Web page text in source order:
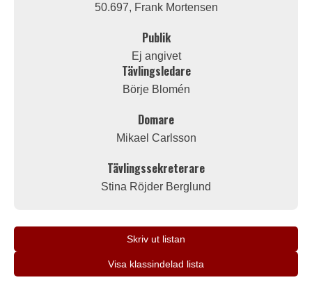
50.697, Frank Mortensen
Publik
Ej angivet
Tävlingsledare
Börje Blomén
Domare
Mikael Carlsson
Tävlingssekreterare
Stina Röjder Berglund
Skriv ut listan
Visa klassindelad lista